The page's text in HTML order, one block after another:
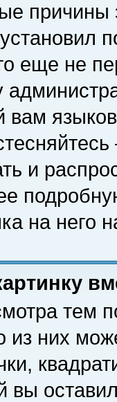
причины
еще не
и
на него
тем
из них
вы